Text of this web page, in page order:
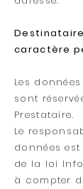
caractère
Les
sont
Prestataire.
Le
données
de la loi
à compter